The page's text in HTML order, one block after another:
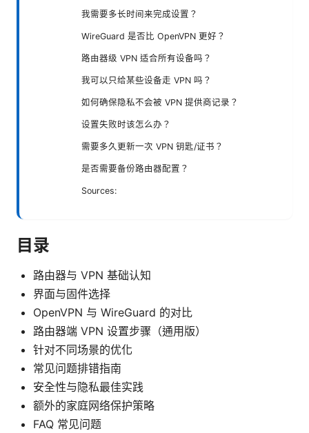
我需要多长时间来完成设置？
WireGuard 是否比 OpenVPN 更好？
路由器级 VPN 适合所有设备吗？
我可以只给某些设备走 VPN 吗？
如何确保隐私不会被 VPN 提供商记录？
设置失败时该怎么办？
需要多久更新一次 VPN 钥匙/证书？
是否需要备份路由器配置？
Sources:
目录
路由器与 VPN 基础认知
界面与固件选择
OpenVPN 与 WireGuard 的对比
路由器端 VPN 设置步骤（通用版）
针对不同场景的优化
常见问题排错指南
安全性与隐私最佳实践
额外的家庭网络保护策略
FAQ 常见问题